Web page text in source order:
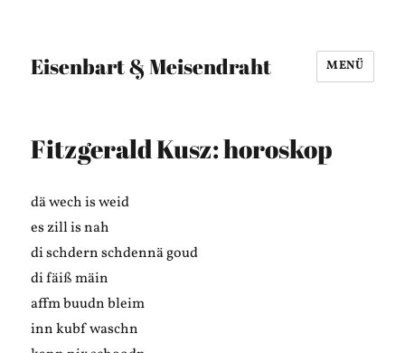
Eisenbart & Meisendraht MENÜ
Fitzgerald Kusz: horoskop
dä wech is weid
es zill is nah
di schdern schdennä goud
di fäiß mäin
affm buudn bleim
inn kubf waschn